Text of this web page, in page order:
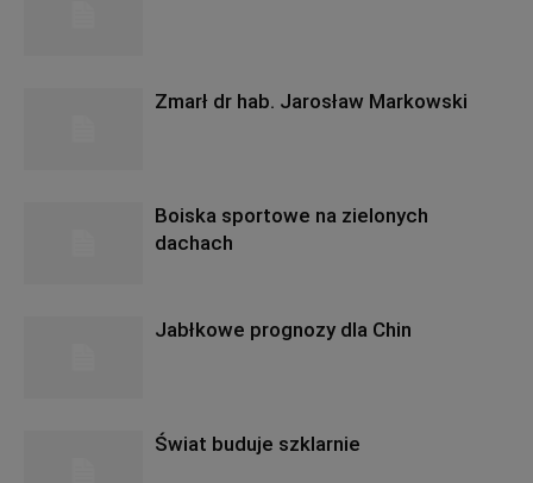
Zmarł dr hab. Jarosław Markowski
Boiska sportowe na zielonych
dachach
Jabłkowe prognozy dla Chin
Świat buduje szklarnie